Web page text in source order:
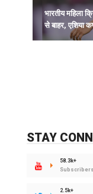
भारतीय महिला
से बाहर, एशिया
STAY
58.3k+
Subscribers
2.5k+